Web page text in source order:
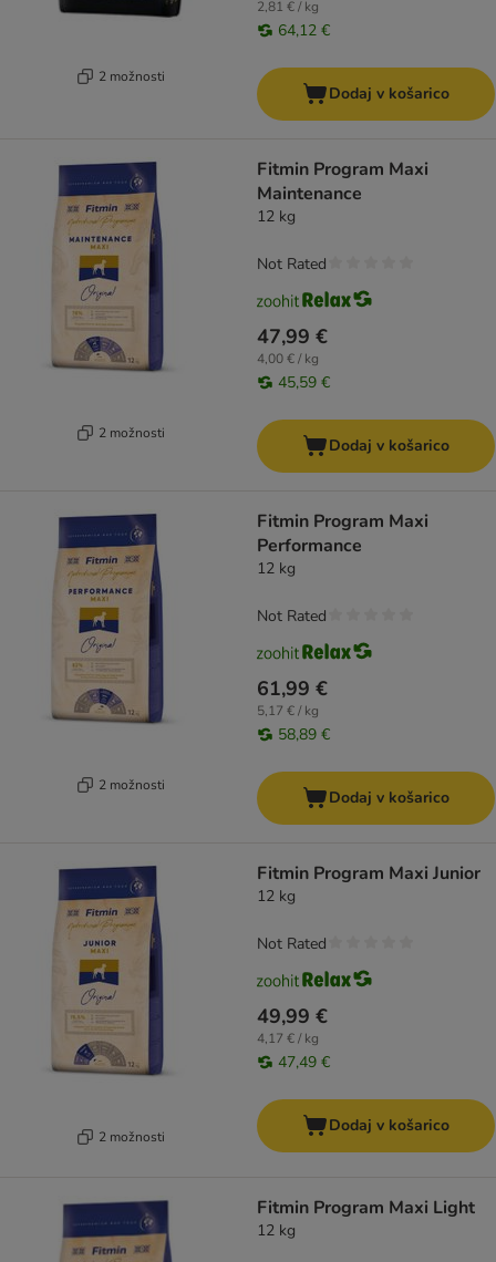
2 možnosti
2,81 € / kg
64,12 €
Dodaj v košarico
2 možnosti
Fitmin Program Maxi
Maintenance
12 kg
47,99 €
4,00 € / kg
45,59 €
Not Rated
Dodaj v košarico
2 možnosti
Fitmin Program Maxi
Performance
12 kg
61,99 €
5,17 € / kg
58,89 €
Not Rated
Dodaj v košarico
2 možnosti
Fitmin Program Maxi Junior
12 kg
49,99 €
4,17 € / kg
47,49 €
Not Rated
Dodaj v košarico
Fitmin Program Maxi Light
12 kg